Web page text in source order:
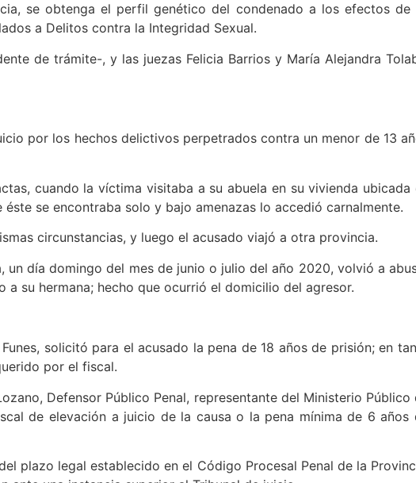
se obtenga el perfil genético del condenado a los efectos de
a Delitos contra la Integridad Sexual.
de trámite-, y las juezas Felicia Barrios y María Alejandra
por los hechos delictivos perpetrados contra un menor de 13
cuando la víctima visitaba a su abuela en su vivienda ubicada
se encontraba solo y bajo amenazas lo accedió carnalmente.
circunstancias, y luego el acusado viajó a otra provincia.
un día domingo del mes de junio o julio del año 2020, volvió a
a su hermana; hecho que ocurrió el domicilio del agresor.
solicitó para el acusado la pena de 18 años de prisión; en
por el fiscal.
Defensor Público Penal, representante del Ministerio Público
de elevación a juicio de la causa o la pena mínima de 6 años
plazo legal establecido en el Código Procesal Penal de la